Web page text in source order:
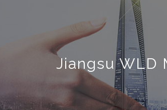
Jiangsu WLD